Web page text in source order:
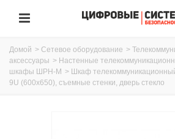
Домой > Сетевое оборудование >
аксессуары > Настенные
шкафы ШРН-М > Шкаф
9U (600х650), съемные стенки, дверь стекло